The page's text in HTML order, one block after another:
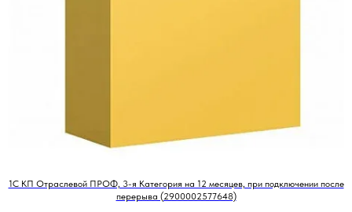
1С КП Отраслевой ПРОФ, 3-я Категория на 12 месяцев, при подключении после
перерыва (2900002577648)